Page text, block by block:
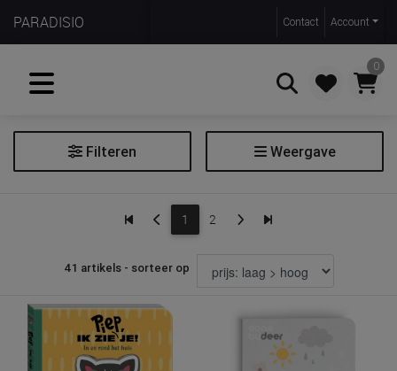
PARADISIO Contact Account
0
Zoeken
Filteren Weergave
Extra filters
Filter boek
1 2
41 artikels - sorteer op